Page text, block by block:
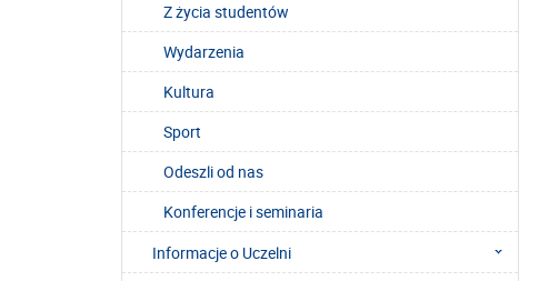
Z życia studentów
Wydarzenia
Kultura
Sport
Odeszli od nas
Konferencje i seminaria
Informacje o Uczelni